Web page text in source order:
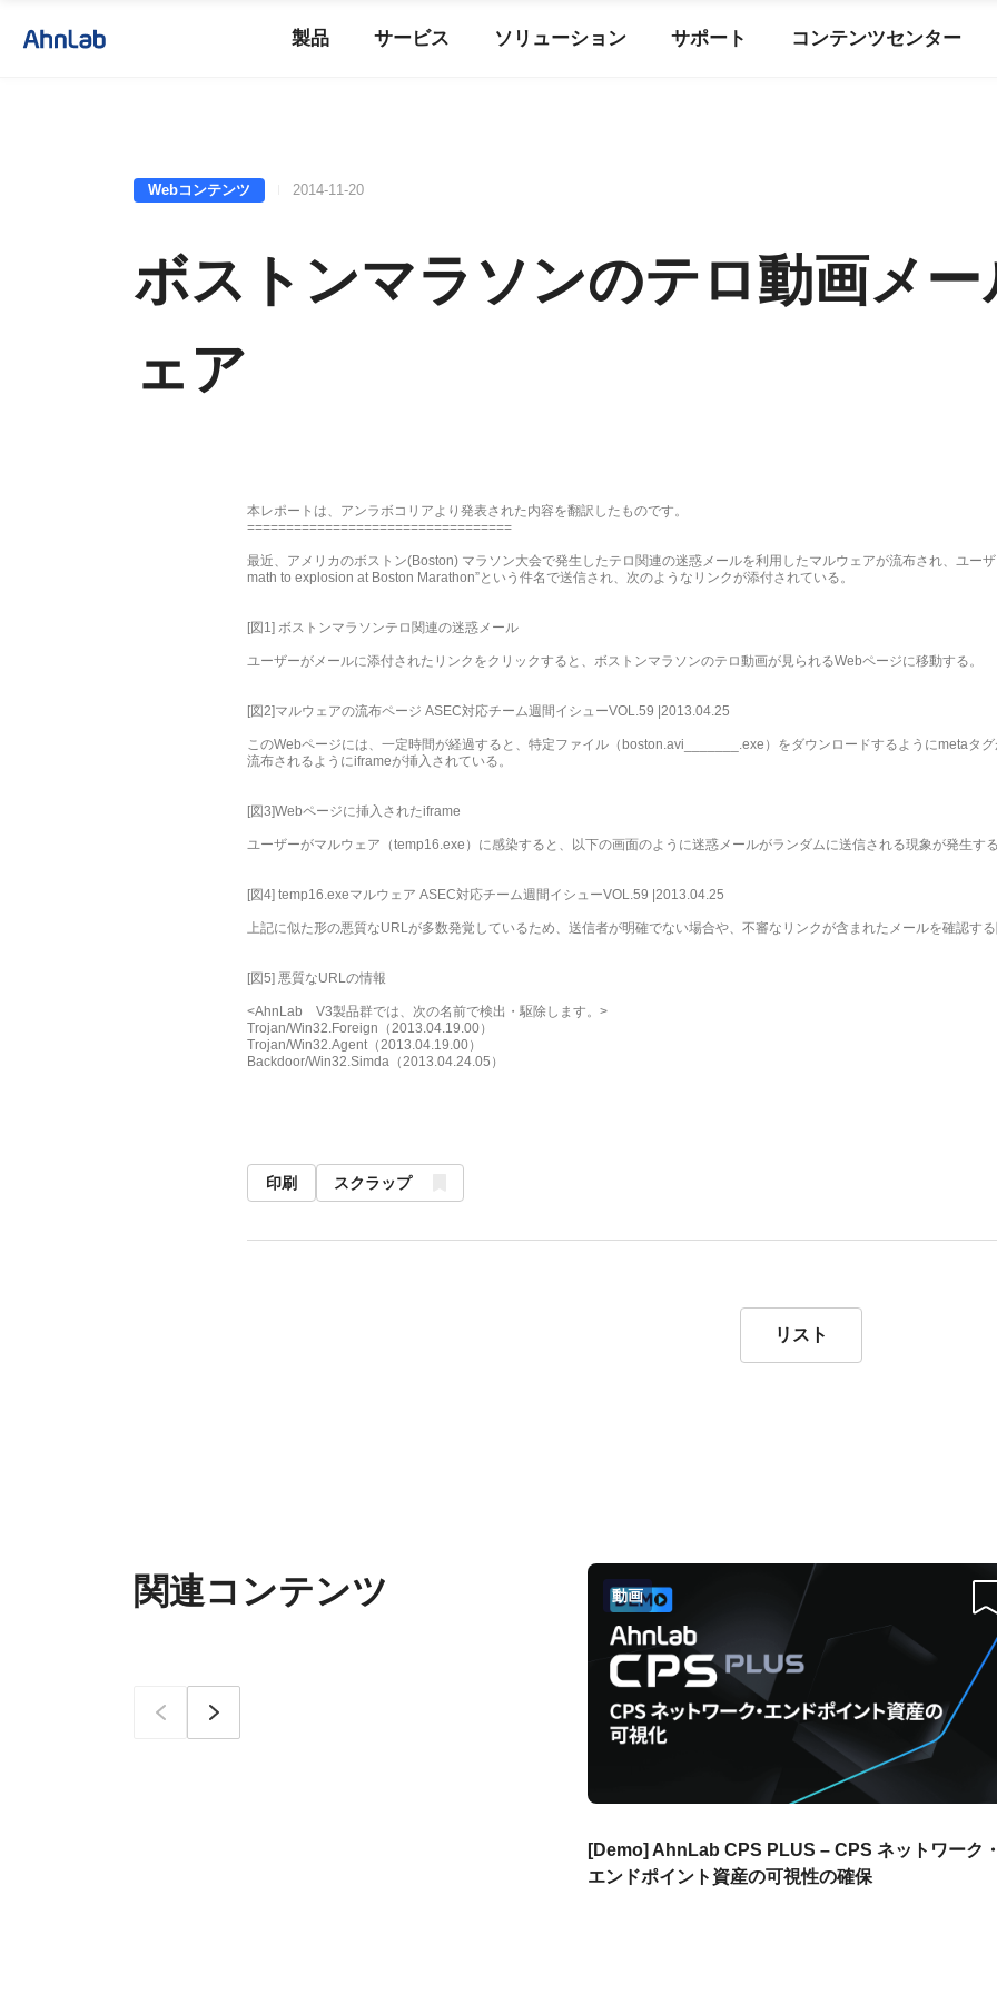
製品 サービス ソリューション サポート コンテンツセンター
Webコンテンツ 2014-11-20
ボストンマラソンのテロ動画メ
ェア
本レポートは、アンラボコリアより発表された内容を翻訳したものです。
==================================
最近、アメリカのボストン(Boston) マラソン大会で発生したテロ関連の迷惑メールを利用したマルウェアが流布され、ユー
math to explosion at Boston Marathon”という件名で送信され、次のようなリンクが添付されている。
[図1] ボストンマラソンテロ関連の迷惑メール
ユーザーがメールに添付されたリンクをクリックすると、ボストンマラソンのテロ動画が見られるWebページに移動する。
[図2]マルウェアの流布ページ ASEC対応チーム週間イシューVOL.59 |2013.04.25
このWebページには、一定時間が経過すると、特定ファイル（boston.avi_______.exe）をダウンロードするようにmetaタ
流布されるようにiframeが挿入されている。
[図3]Webページに挿入されたiframe
ユーザーがマルウェア（temp16.exe）に感染すると、以下の画面のように迷惑メールがランダムに送信される現象が発生する
[図4] temp16.exeマルウェア ASEC対応チーム週間イシューVOL.59 |2013.04.25
上記に似た形の悪質なURLが多数発覚しているため、送信者が明確でない場合や、不審なリンクが含まれたメールを確認する
[図5] 悪質なURLの情報
<AhnLab V3製品群では、次の名前で検出・駆除します。>
Trojan/Win32.Foreign（2013.04.19.00）
Trojan/Win32.Agent（2013.04.19.00）
Backdoor/Win32.Simda（2013.04.24.05）
印刷 スクラップ
リスト
関連コンテンツ 動画
[Demo] AhnLab CPS PLUS – CPS ネットワーク・
エンドポイント資産の可視性の確保
이전 次へ